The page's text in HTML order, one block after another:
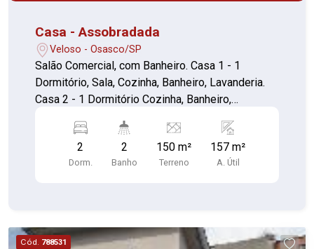
Casa - Assobradada
Veloso - Osasco/SP
Salão Comercial, com Banheiro. Casa 1 - 1
Dormitório, Sala, Cozinha, Banheiro, Lavanderia.
Casa 2 - 1 Dormitório Cozinha, Banheiro,
2
Dorm.
2
Banho
150 m²
Terreno
157 m²
A. Útil
Cód. 788531